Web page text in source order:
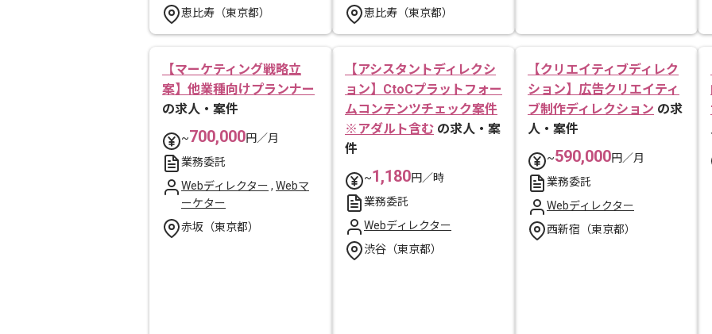
恵比寿（東京都）
恵比寿（東京都）
【マーケティング戦略立
案】他業種向けプランナー
の求人・案件
~700,000円／月
業務委託
Webディレクター , Webマ
ーケター
赤坂（東京都）
【アシスタントディレクシ
ョン】CtoCプラットフォー
ムコンテンツチェック案件
※アダルト含む の求人・案
件
~1,180円／時
業務委託
Webディレクター
渋谷（東京都）
【クリエイティブディレク
ション】広告クリエイティ
ブ制作ディレクション の求
人・案件
~590,000円／月
業務委託
Webディレクター
西新宿（東京都）